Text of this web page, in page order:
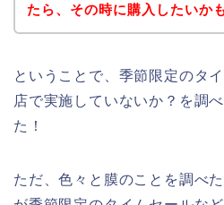
たら、その時に購入したいか
ということで、季節限定のタ
店で実施していないか？を調
た！
ただ、色々と膜のことを調べ